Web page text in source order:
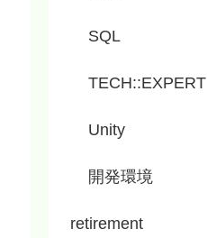
SQL
TECH::EXPERT
Unity
開発環境
retirement